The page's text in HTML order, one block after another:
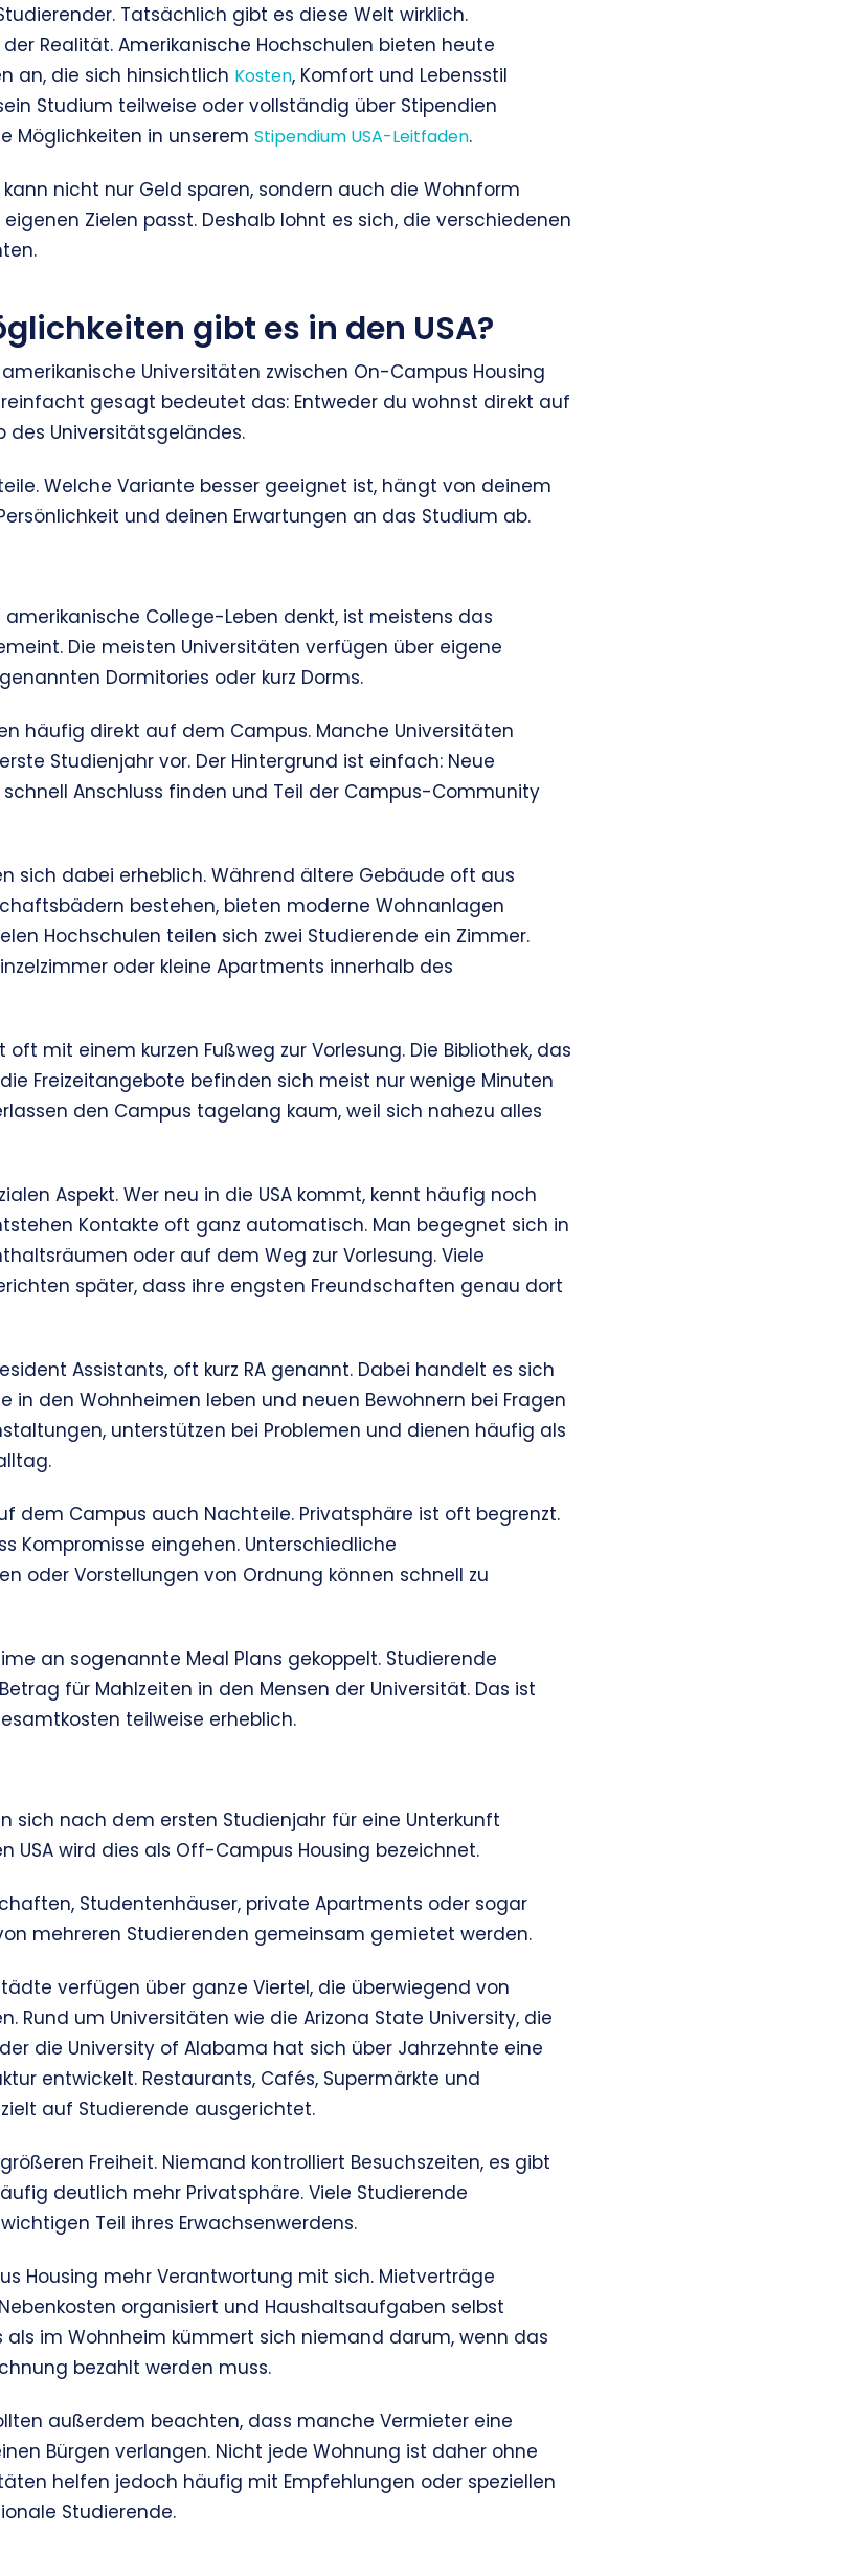
Tatsächlich gibt es diese Welt wirklich.
Realität. Amerikanische Hochschulen bieten heute
an, die sich hinsichtlich Kosten, Komfort und Lebensstil
Studium teilweise oder vollständig über Stipendien
Möglichkeiten in unserem Stipendium USA-Leitfaden.
nicht nur Geld sparen, sondern auch die Wohnform
Zielen passt. Deshalb lohnt es sich, die verschiedenen
gibt es in den USA?
Universitäten zwischen On-Campus Housing
gesagt bedeutet das: Entweder du wohnst direkt auf
Universitätsgeländes.
Welche Variante besser geeignet ist, hängt von deinem
und deinen Erwartungen an das Studium ab.
College-Leben denkt, ist meistens das
Die meisten Universitäten verfügen über eigene
Dormitories oder kurz Dorms.
häufig direkt auf dem Campus. Manche Universitäten
Studienjahr vor. Der Hintergrund ist einfach: Neue
Anschluss finden und Teil der Campus-Community
sich dabei erheblich. Während ältere Gebäude oft aus
bestehen, bieten moderne Wohnanlagen
Hochschulen teilen sich zwei Studierende ein Zimmer.
oder kleine Apartments innerhalb des
mit einem kurzen Fußweg zur Vorlesung. Die Bibliothek, das
Freizeitangebote befinden sich meist nur wenige Minuten
den Campus tagelang kaum, weil sich nahezu alles
Aspekt. Wer neu in die USA kommt, kennt häufig noch
Kontakte oft ganz automatisch. Man begegnet sich in
oder auf dem Weg zur Vorlesung. Viele
später, dass ihre engsten Freundschaften genau dort
Assistants, oft kurz RA genannt. Dabei handelt es sich
in den Wohnheimen leben und neuen Bewohnern bei Fragen
unterstützen bei Problemen und dienen häufig als
dem Campus auch Nachteile. Privatsphäre ist oft begrenzt.
Kompromisse eingehen. Unterschiedliche
oder Vorstellungen von Ordnung können schnell zu
an sogenannte Meal Plans gekoppelt. Studierende
für Mahlzeiten in den Mensen der Universität. Das ist
teilweise erheblich.
sich nach dem ersten Studienjahr für eine Unterkunft
USA wird dies als Off-Campus Housing bezeichnet.
Studentenhäuser, private Apartments oder sogar
mehreren Studierenden gemeinsam gemietet werden.
verfügen über ganze Viertel, die überwiegend von
Rund um Universitäten wie die Arizona State University, die
die University of Alabama hat sich über Jahrzehnte eine
entwickelt. Restaurants, Cafés, Supermärkte und
auf Studierende ausgerichtet.
Freiheit. Niemand kontrolliert Besuchszeiten, es gibt
deutlich mehr Privatsphäre. Viele Studierende
Teil ihres Erwachsenwerdens.
Housing mehr Verantwortung mit sich. Mietverträge
organisiert und Haushaltsaufgaben selbst
als im Wohnheim kümmert sich niemand darum, wenn das
bezahlt werden muss.
außerdem beachten, dass manche Vermieter eine
Bürgen verlangen. Nicht jede Wohnung ist daher ohne
helfen jedoch häufig mit Empfehlungen oder speziellen
Studierende.